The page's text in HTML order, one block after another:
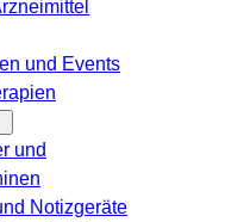
und Events
und
Notizgeräte